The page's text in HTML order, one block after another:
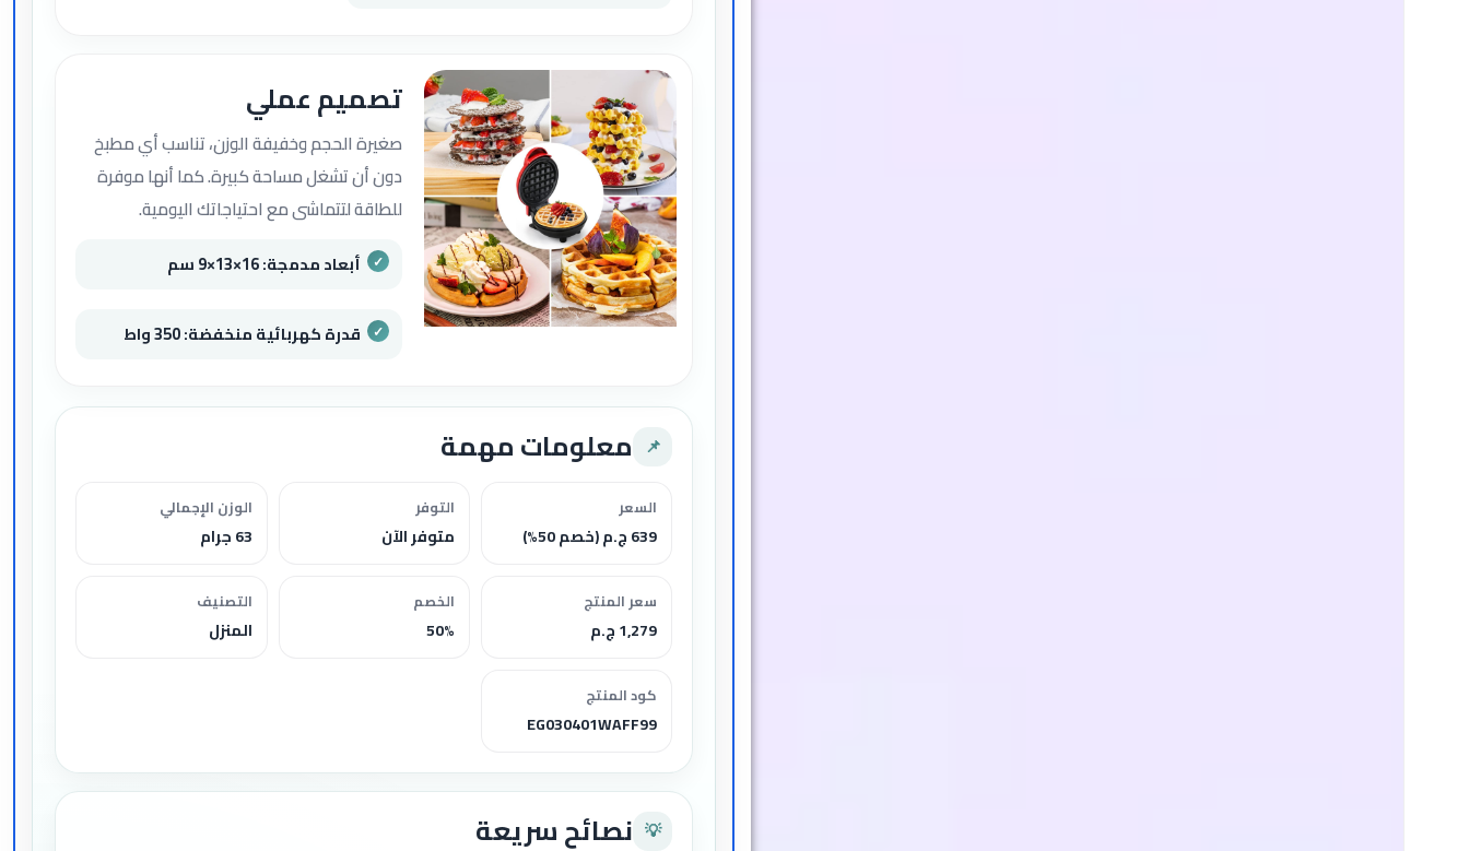
تصميم عملي
صغيرة الحجم وخفيفة الوزن، تناسب أي مطبخ
دون أن تشغل مساحة كبيرة. كما أنها موفرة
للطاقة لتتماشى مع احتياجاتك اليومية.
أبعاد مدمجة: 16×13×9 سم
قدرة كهربائية منخفضة: 350 واط
📌 معلومات مهمة
السعر
639 ج.م (خصم 50%)
التوفر
متوفر الآن
الوزن الإجمالي
63 جرام
سعر المنتج
1,279 ج.م
الخصم
50%
التصنيف
المنزل
كود المنتج
EG030401WAFF99
💡 نصائح سريعة